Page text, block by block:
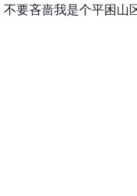
不要吝啬我是个平困山